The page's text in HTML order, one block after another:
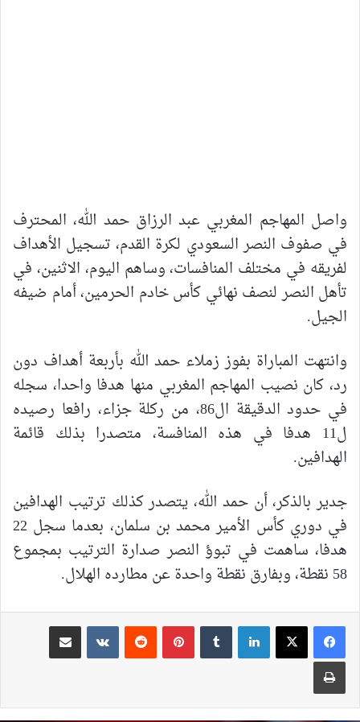
واصل المهاجم المغربي عبد الرزاق حمد الله، المحترف
في صفوف النصر السعودي لكرة القدم، تسجيل الأهداف
لفريقه في مختلف المنافسات، وساهم اليوم، الاثنين، في
تأهل النصر لنصف نهائي كأس خادم الحرمين، أمام ضيفه
الجيل.
وانتهت المباراة بفوز زملاء حمد الله بأربعة أهداف دون
رد، كان نصيب المهاجم المغربي منها هدفا واحدا، سجله
في حدود الدقيقة ال86، من ركلة جزاء، رافعا رصيده
ل11 هدفا في هذه المنافسة، متصدرا بذلك قائمة
الهدافين.
جدير بالذكر، أن حمد الله، يتصدر كذلك ترتيب الهدافين
في دوري كأس الأمير محمد بن سلمان، بعدما سجل 22
هدفا، ساهمت في تبوؤ النصر صدارة الترتيب بمجموع
58 نقطة، وبفارق نقطة واحدة عن مطارده الهلال.
لينكدإن بينتيريست
مشاركة عبر البريد
طباعة